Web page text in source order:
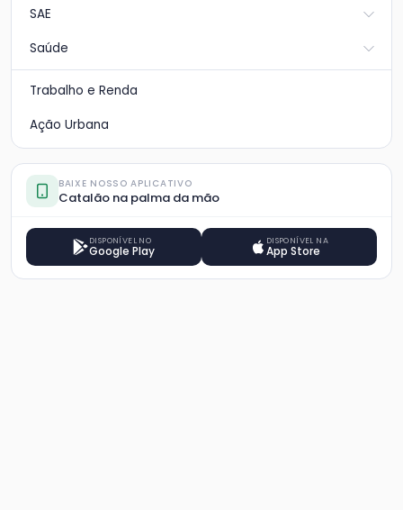
SAE
Saúde
Trabalho e Renda
Ação Urbana
BAIXE NOSSO APLICATIVO
Catalão na palma da mão
DISPONÍVEL NO
Google Play
DISPONÍVEL NA
App Store